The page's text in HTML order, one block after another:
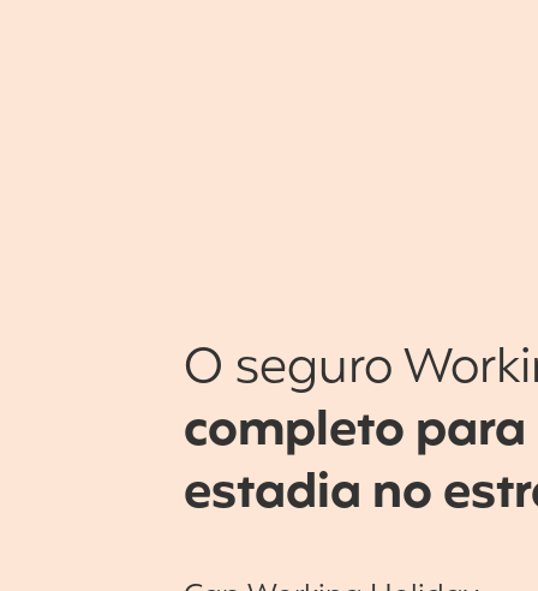
O seguro
completo para
estadia no